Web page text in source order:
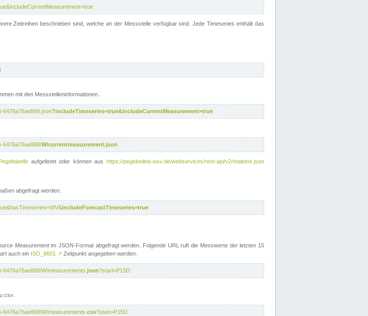
Zeitreihen beschrieben sind, welche an der Messstelle verfügbar sind. Jede Timeseries enthält das
mit den Messstelleninformationen..
6476a76ae868.json?includeTimeseries=true&includeCurrentMeasurement=true
6476a76ae868/W/currentmeasurement.json
aufgelistet oder können aushttps://pegelonline.wsv.de/webservices/rest-api/v2/stations.json
abgefragt werden:
includeForecastTimeseries=true
Measurementim JSON-Format abgefragt werden. Folgende URL ruft die Messwerte der letzten 15
auch ein ISO_8601 ↗ Zeitpunkt angegeben werden.
W/measurements. json?start=P15D
csv
W/measurements. csv?start=P15D